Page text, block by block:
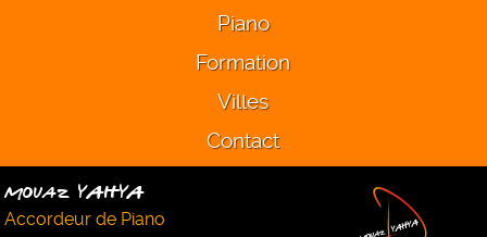
Piano
Formation
Villes
Contact
Mouaz YAHYA
Accordeur de Piano